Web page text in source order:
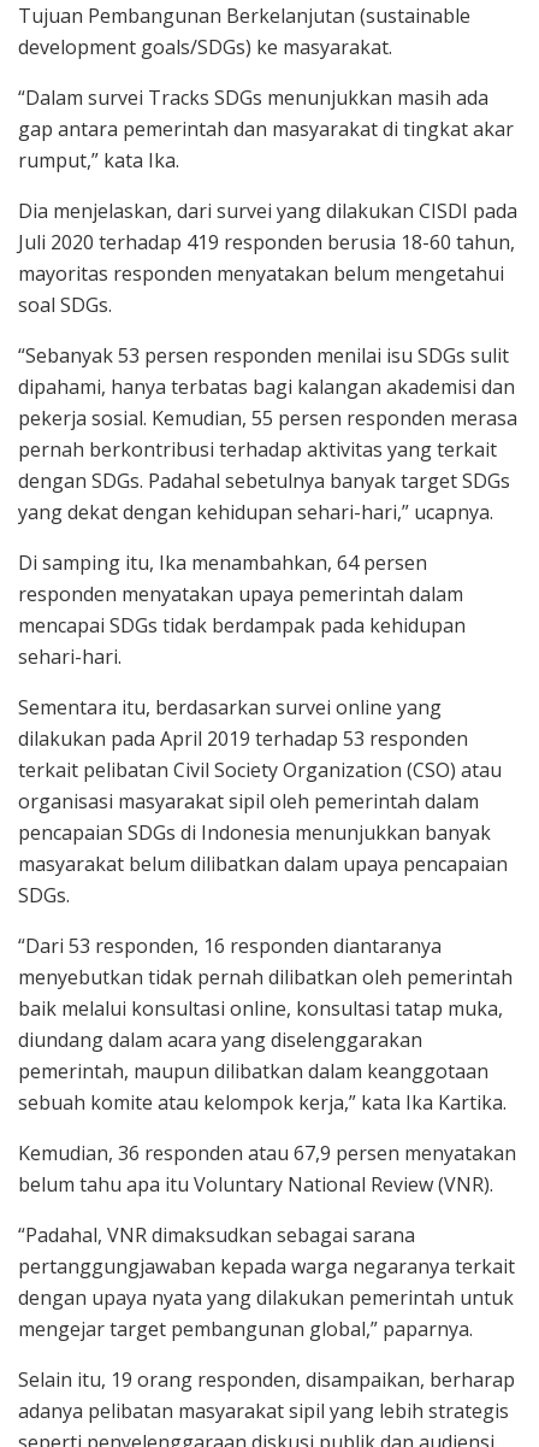
Tujuan Pembangunan Berkelanjutan (sustainable
development goals/SDGs) ke masyarakat.
“Dalam survei Tracks SDGs menunjukkan masih ada
gap antara pemerintah dan masyarakat di tingkat akar
rumput,” kata Ika.
Dia menjelaskan, dari survei yang dilakukan CISDI pada
Juli 2020 terhadap 419 responden berusia 18-60 tahun,
mayoritas responden menyatakan belum mengetahui
soal SDGs.
“Sebanyak 53 persen responden menilai isu SDGs sulit
dipahami, hanya terbatas bagi kalangan akademisi dan
pekerja sosial. Kemudian, 55 persen responden merasa
pernah berkontribusi terhadap aktivitas yang terkait
dengan SDGs. Padahal sebetulnya banyak target SDGs
yang dekat dengan kehidupan sehari-hari,” ucapnya.
Di samping itu, Ika menambahkan, 64 persen
responden menyatakan upaya pemerintah dalam
mencapai SDGs tidak berdampak pada kehidupan
sehari-hari.
Sementara itu, berdasarkan survei online yang
dilakukan pada April 2019 terhadap 53 responden
terkait pelibatan Civil Society Organization (CSO) atau
organisasi masyarakat sipil oleh pemerintah dalam
pencapaian SDGs di Indonesia menunjukkan banyak
masyarakat belum dilibatkan dalam upaya pencapaian
SDGs.
“Dari 53 responden, 16 responden diantaranya
menyebutkan tidak pernah dilibatkan oleh pemerintah
baik melalui konsultasi online, konsultasi tatap muka,
diundang dalam acara yang diselenggarakan
pemerintah, maupun dilibatkan dalam keanggotaan
sebuah komite atau kelompok kerja,” kata Ika Kartika.
Kemudian, 36 responden atau 67,9 persen menyatakan
belum tahu apa itu Voluntary National Review (VNR).
“Padahal, VNR dimaksudkan sebagai sarana
pertanggungjawaban kepada warga negaranya terkait
dengan upaya nyata yang dilakukan pemerintah untuk
mengejar target pembangunan global,” paparnya.
Selain itu, 19 orang responden, disampaikan, berharap
adanya pelibatan masyarakat sipil yang lebih strategis